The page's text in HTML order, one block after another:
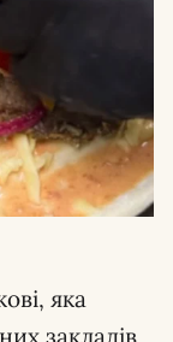
яка
закладів